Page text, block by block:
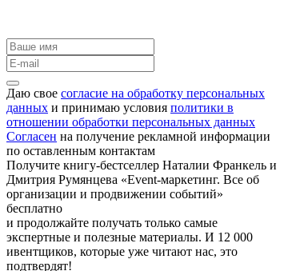
Даю свое согласие на обработку персональных
данных и принимаю условия политики в
отношении обработки персональных данных
Согласен на получение рекламной информации
по оставленным контактам
Получите книгу-бестселлер Наталии Франкель и
Дмитрия Румянцева «Event-маркетинг. Все об
организации и продвижении событий»
бесплатно
и продолжайте получать только самые
экспертные и полезные материалы. И 12 000
ивентщиков, которые уже читают нас, это
подтвердят!